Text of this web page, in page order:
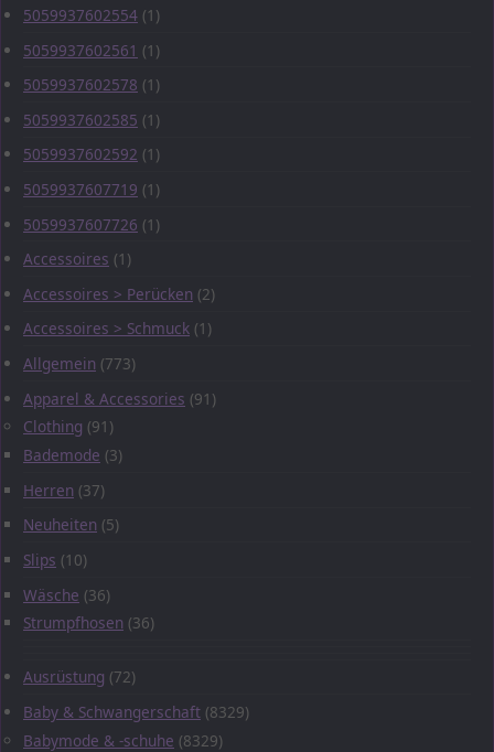
5059937602554 (1)
5059937602561 (1)
5059937602578 (1)
5059937602585 (1)
5059937602592 (1)
5059937607719 (1)
5059937607726 (1)
Accessoires (1)
Accessoires > Perücken (2)
Accessoires > Schmuck (1)
Allgemein (773)
Apparel & Accessories (91)
Clothing (91)
Bademode (3)
Herren (37)
Neuheiten (5)
Slips (10)
Wäsche (36)
Strumpfhosen (36)
Ausrüstung (72)
Baby & Schwangerschaft (8329)
Babymode & -schuhe (8329)